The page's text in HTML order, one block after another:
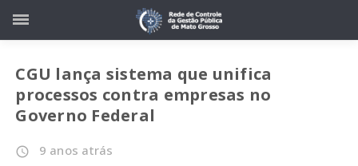
CGU lança sistema que unifica
processos contra empresas no
Governo Federal
access_time 9 anos atrás